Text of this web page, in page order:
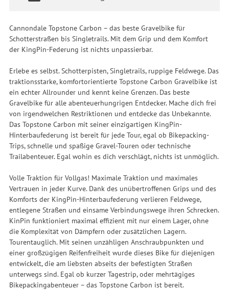
Cannondale Topstone Carbon – das beste Gravelbike für
Schotterstraßen bis Singletrails. Mit dem Grip und dem Komfort
der KingPin-Federung ist nichts unpassierbar.
Erlebe es selbst. Schotterpisten, Singletrails, ruppige Feldwege. Das
traktionsstarke, komfortorientierte Topstone Carbon Gravelbike ist
ein echter Allrounder und kennt keine Grenzen. Das beste
Gravelbike für alle abenteuerhungrigen Entdecker. Mache dich frei
von irgendwelchen Restriktionen und entdecke das Unbekannte.
Das Topstone Carbon mit seiner einzigartigen KingPin-
Hinterbaufederung ist bereit für jede Tour, egal ob Bikepacking-
Trips, schnelle und spaßige Gravel-Touren oder technische
Trailabenteuer. Egal wohin es dich verschlägt, nichts ist unmöglich.
Volle Traktion für Vollgas! Maximale Traktion und maximales
Vertrauen in jeder Kurve. Dank des unübertroffenen Grips und des
Komforts der KingPin-Hinterbaufederung verlieren Feldwege,
entlegene Straßen und einsame Verbindungswege ihren Schrecken.
KinPin funktioniert maximal effizient mit nur einem Lager, ohne
die Komplexität von Dämpfern oder zusätzlichen Lagern.
Tourentauglich. Mit seinen unzähligen Anschraubpunkten und
einer großzügigen Reifenfreiheit wurde dieses Bike für diejenigen
entwickelt, die am liebsten abseits der befestigten Straßen
unterwegs sind. Egal ob kurzer Tagestrip, oder mehrtägiges
Bikepackingabenteuer – das Topstone Carbon ist bereit.